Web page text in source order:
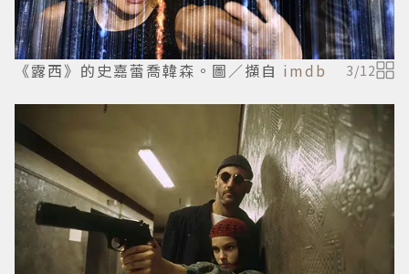
《露西》的史嘉蕾喬韓森。圖／擷自 imdb 3/12